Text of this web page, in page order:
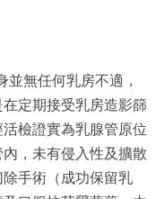
無任何乳房不適，
定期接受乳房造影篩
檢證實為乳腺管原位
，未有侵入性及擴散
手術（成功保留乳